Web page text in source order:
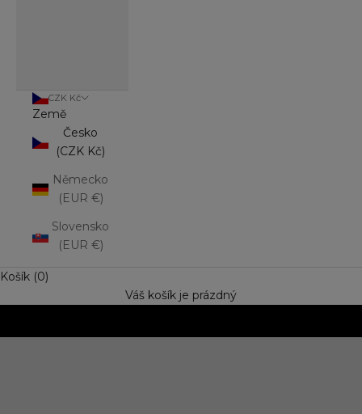
CZK Kč
Země
Česko
(CZK Kč)
Německo
(EUR €)
Slovensko
(EUR €)
Košík (0)
Váš košík je prázdný